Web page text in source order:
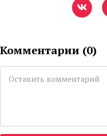
Комментарии (0)